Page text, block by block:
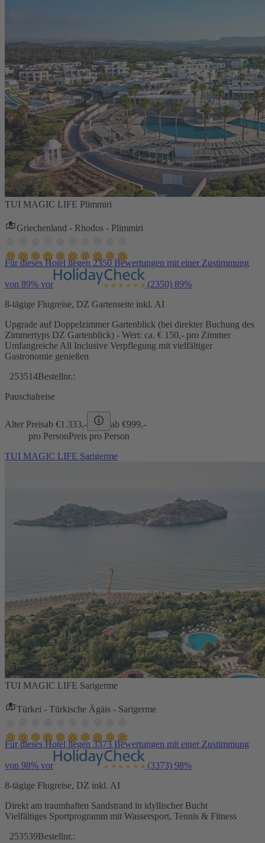
TUI MAGIC LIFE Plimmiri
Griechenland - Rhodos - Plimmiri
Für dieses Hotel liegen 2350 Bewertungen mit einer Zustimmung
von 89% vor (2350) 89%
8-tägige Flugreise, DZ Gartenseite inkl. AI
Upgrade auf Doppelzimmer Gartenblick (bei direkter Buchung des
Zimmertyps DZ Gartenblick) - Wert: ca. € 150,- pro Zimmer
Umfangreiche All Inclusive Verpflegung mit vielfältiger
Gastronomie genießen
253514Bestellnr.:
Pauschalreise
Alter Preisab €1.333,- ab €999,-
pro PersonPreis pro Person
TUI MAGIC LIFE Sarigerme
TUI MAGIC LIFE Sarigerme
Türkei - Türkische Ägäis - Sarigerme
Für dieses Hotel liegen 3373 Bewertungen mit einer Zustimmung
von 98% vor (3373) 98%
8-tägige Flugreise, DZ inkl. AI
Direkt am traumhaften Sandstrand in idyllischer Bucht
Vielfältiges Sportprogramm mit Wassersport, Tennis & Fitness
253539Bestellnr.: